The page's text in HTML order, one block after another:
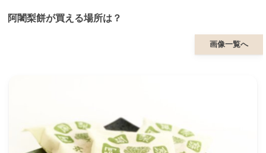
阿闍梨餅が買える場所は？
画像一覧へ